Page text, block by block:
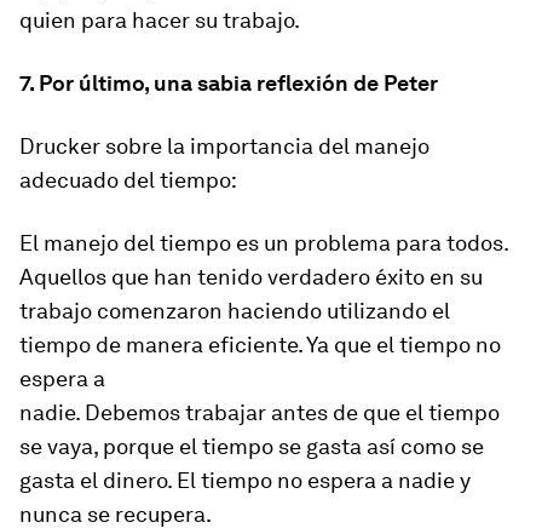
quien para hacer su trabajo.
7. Por último, una sabia reflexión de Peter
Drucker sobre la importancia del manejo
adecuado del tiempo:
El manejo del tiempo es un problema para todos.
Aquellos que han tenido verdadero éxito en su
trabajo comenzaron haciendo utilizando el
tiempo de manera eficiente. Ya que el tiempo no
espera a
nadie. Debemos trabajar antes de que el tiempo
se vaya, porque el tiempo se gasta así como se
gasta el dinero. El tiempo no espera a nadie y
nunca se recupera.